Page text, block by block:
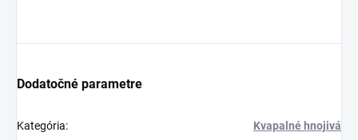
Dodatočné parametre
Kategória: Kvapalné hnojivá